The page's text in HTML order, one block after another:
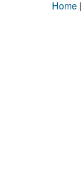
Home |